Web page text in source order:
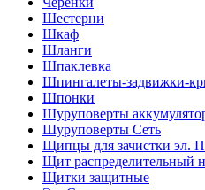
Шестерни
Шкаф
Шланги
Шпаклевка
Шпингалеты-задвижки-
Шпонки
Шуруповерты
Шуруповерты Сеть
Щипцы для зачистки эл.
Щит распределительный
Щитки защитные